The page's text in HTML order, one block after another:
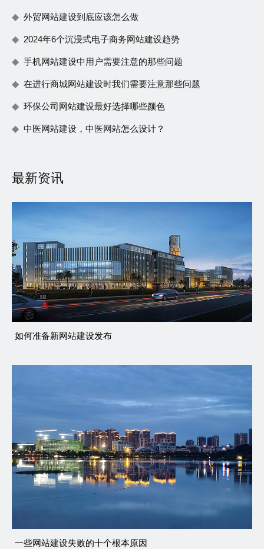
外贸网站建设到底应该怎么做
2024年6个沉浸式电子商务网站建设趋势
手机网站建设中用户需要注意的那些问题
在进行商城网站建设时我们需要注意那些问题
环保公司网站建设最好选择哪些颜色
中医网站建设，中医网站怎么设计？
最新资讯
如何准备新网站建设发布
一些网站建设失败的十个根本原因